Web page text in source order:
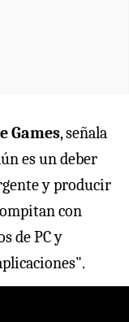
Games, señala
es un deber
y producir
con
de PC y